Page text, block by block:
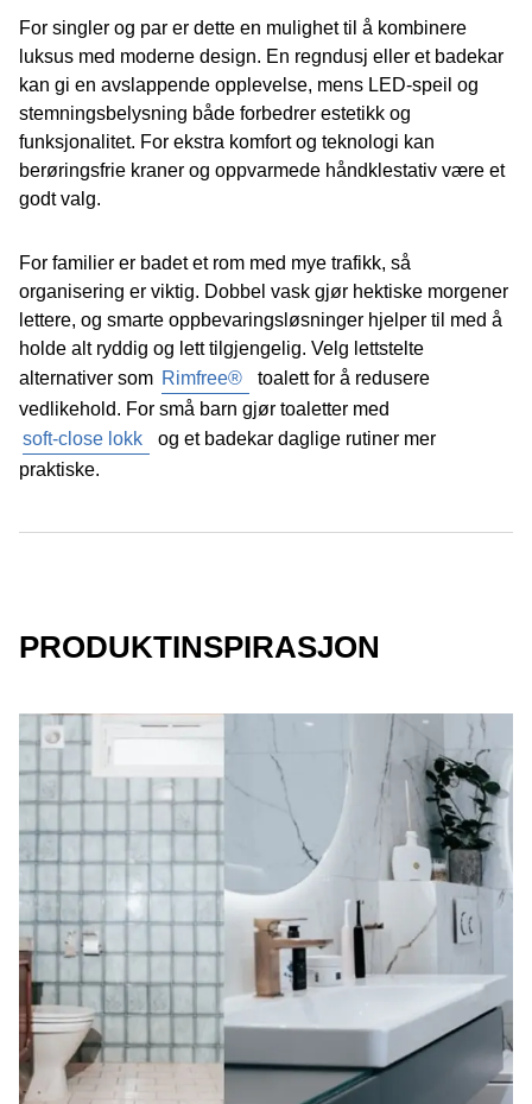
For singler og par er dette en mulighet til å kombinere
luksus med moderne design. En regndusj eller et badekar
kan gi en avslappende opplevelse, mens LED-speil og
stemningsbelysning både forbedrer estetikk og
funksjonalitet. For ekstra komfort og teknologi kan
berøringsfrie kraner og oppvarmede håndklestativ være et
godt valg.
For familier er badet et rom med mye trafikk, så
organisering er viktig. Dobbel vask gjør hektiske morgener
lettere, og smarte oppbevaringsløsninger hjelper til med å
holde alt ryddig og lett tilgjengelig. Velg lettstelte
alternativer som Rimfree®
toalett for å redusere
vedlikehold. For små barn gjør toaletter med
soft-close lokk
og et badekar daglige rutiner mer
praktiske.
PRODUKTINSPIRASJON